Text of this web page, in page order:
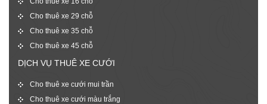
Cho thuê xe 29 chỗ
Cho thuê xe 35 chỗ
Cho thuê xe 45 chỗ
DỊCH VỤ THUÊ XE CƯỚI
Cho thuê xe cưới mui trần
Cho thuê xe cưới màu trắng